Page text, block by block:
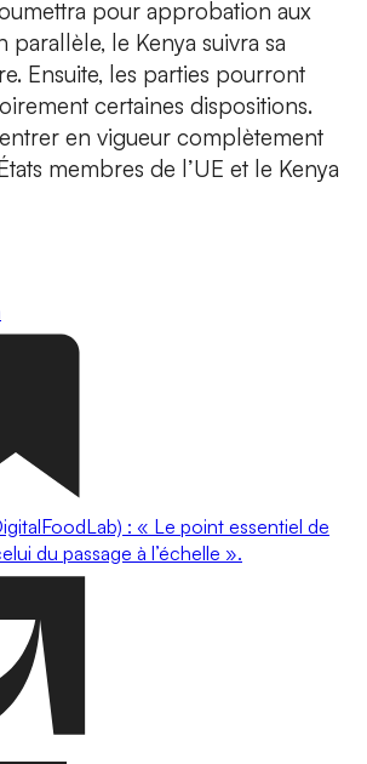
pour approbation aux
parallèle, le Kenya suivra sa
Ensuite, les parties pourront
certaines dispositions.
en vigueur complètement
membres de l’UE et le Kenya
: « Le point essentiel de
du passage à l’échelle ».